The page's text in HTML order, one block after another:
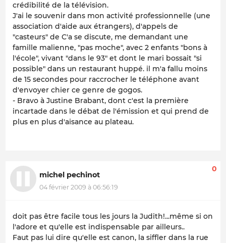
crédibilité de la télévision.
J'ai le souvenir dans mon activité professionnelle (une
association d'aide aux étrangers), d'appels de
"casteurs" de C'a se discute, me demandant une
famille malienne, "pas moche", avec 2 enfants "bons à
l'école", vivant "dans le 93" et dont le mari bossait "si
possible" dans un restaurant huppé. il m'a fallu moins
de 15 secondes pour raccrocher le téléphone avant
d'envoyer chier ce genre de gogos.
- Bravo à Justine Brabant, dont c'est la première
incartade dans le débat de l'émission et qui prend de
plus en plus d'aisance au plateau.
michel pechinot
04 février 2009 à 06:56:19
0
doit pas être facile tous les jours la Judith!...même si on
l'adore et qu'elle est indispensable par ailleurs..
Faut pas lui dire qu'elle est canon, la siffler dans la rue